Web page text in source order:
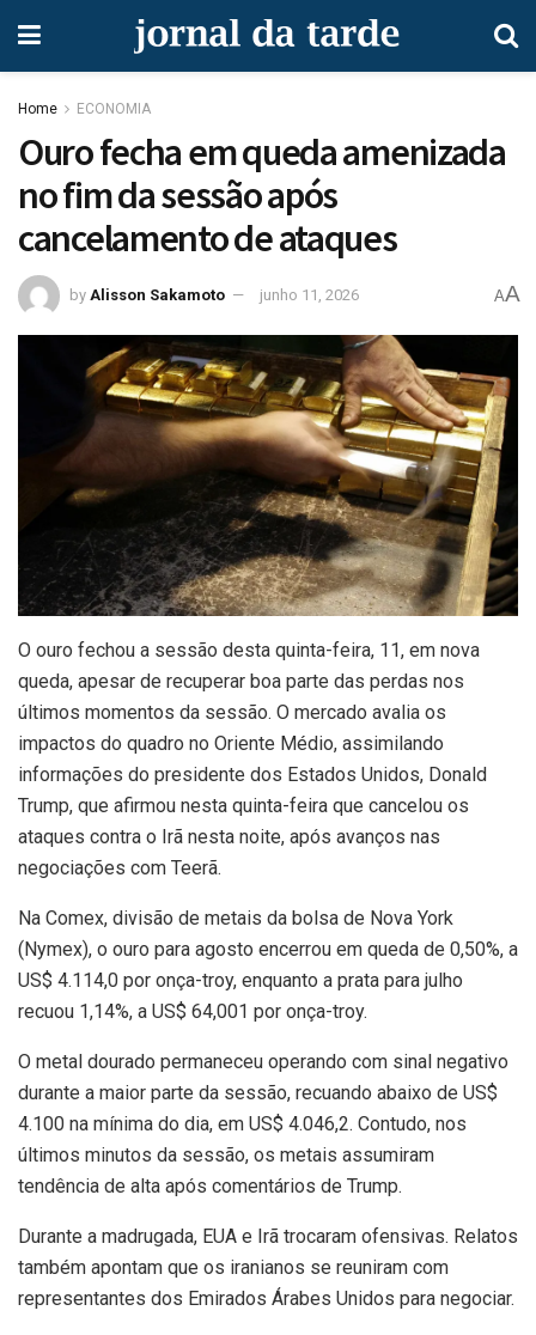
Home ECONOMIA
Ouro fecha em queda amenizada
no fim da sessão após
cancelamento de ataques
by Alisson Sakamoto junho 11, 2026 AA
O ouro fechou a sessão desta quinta-feira, 11, em nova
queda, apesar de recuperar boa parte das perdas nos
últimos momentos da sessão. O mercado avalia os
impactos do quadro no Oriente Médio, assimilando
informações do presidente dos Estados Unidos, Donald
Trump, que afirmou nesta quinta-feira que cancelou os
ataques contra o Irã nesta noite, após avanços nas
negociações com Teerã.
Na Comex, divisão de metais da bolsa de Nova York
(Nymex), o ouro para agosto encerrou em queda de 0,50%, a
US$ 4.114,0 por onça-troy, enquanto a prata para julho
recuou 1,14%, a US$ 64,001 por onça-troy.
O metal dourado permaneceu operando com sinal negativo
durante a maior parte da sessão, recuando abaixo de US$
4.100 na mínima do dia, em US$ 4.046,2. Contudo, nos
últimos minutos da sessão, os metais assumiram
tendência de alta após comentários de Trump.
Durante a madrugada, EUA e Irã trocaram ofensivas. Relatos
também apontam que os iranianos se reuniram com
representantes dos Emirados Árabes Unidos para negociar.